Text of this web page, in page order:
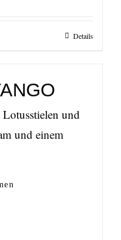
Details
und
und einem